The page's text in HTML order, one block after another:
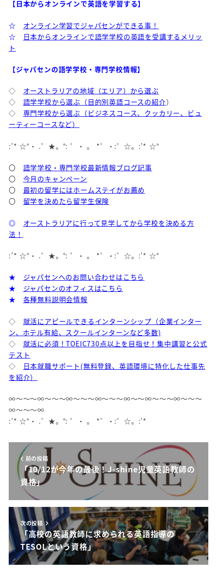
【日本からオンラインで英語を学習する】
☆
オンライン学習でジャパセンができる事！
☆
日本からオンラインで語学学校の英語を受講するメリッ
ト
【ジャパセンの語学学校・専門学校情報】
◇ オーストラリアの地域（エリア）から選ぶ
◇ 語学学校から選ぶ（目的別英語コースの紹介）
◇ 専門学校から選ぶ（ビジネスコース、クッカリー、ビュ
ーティーコースなど）
:’* ☆°・ .゜★。°: ゜・ 。 *゜・:゜☆。:’* ☆°
〇 語学学校・専門学校最新情報ブログ記事
〇 今月のキャンペーン
〇 最初の留学にはホームステイがお薦め
〇 留学を決めたら留学生保険
◎
オーストラリアに行って見学してから学校を決める方
法！
:’* ☆°・ .゜★。°: ゜・ 。 *゜・:゜☆。:’* ☆°
★
ジャパセンへのお問い合わせはこちら
★
ジャパセンのオフィスはこちら
★
各種無料説明会情報
◇ 就活にアピールできるインターンシップ（企業インター
ン、ホテル有給、スクールインターンなど多数)
◇ 就活に必須！TOEIC730点以上を目指せ！集中講習と公式
テスト
◇
日本就職サポート(無料登録、英語環境に特化した仕事先
を紹介）
∞～～～∞～～～∞～～～∞～～～∞～～∞～～～∞～～～
∞～～～∞
:’* ☆°・ .゜★。°: ゜・ 。 *゜・:゜☆。:’*
前の投稿
「10/12が今年の最後！J-shine児童英語教師の
資格」
次の投稿
「高校の英語教師に求められる英語指導の
TESOLという資格」